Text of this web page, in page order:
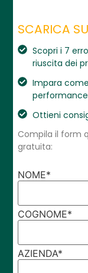
SCARICA
Scopri i 7
riuscita dei
Impara
Ottieni
Compila il form
gratuita:
NOME*
COGNOME*
AZIENDA*